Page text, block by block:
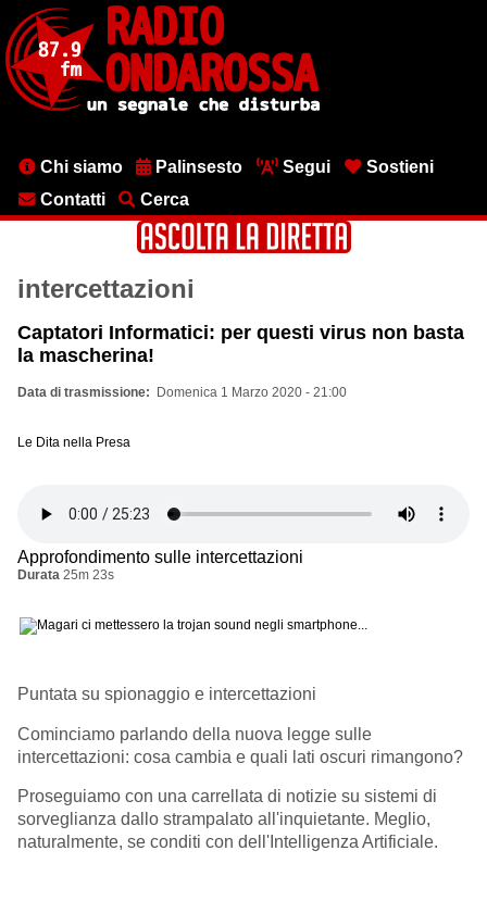
contenuto
principale
MenuChi siamo Palinsesto Segui
Sostieni
Contatti
Cerca
intercettazioni
Captatori Informatici: per questi virus non basta
la mascherina!
Data di trasmissione Domenica 1 Marzo 2020 - 21:00
Le Dita nella Presa
Approfondimento sulle intercettazioni
Durata 25m 23s
Puntata su spionaggio e intercettazioni
Cominciamo parlando della nuova legge sulle
intercettazioni: cosa cambia e quali lati oscuri rimangono?
Proseguiamo con una carrellata di notizie su sistemi di
sorveglianza dallo strampalato all'inquietante. Meglio,
naturalmente, se conditi con dell'Intelligenza Artificiale.